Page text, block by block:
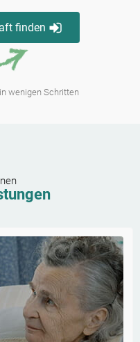
finden
wenigen Schritten